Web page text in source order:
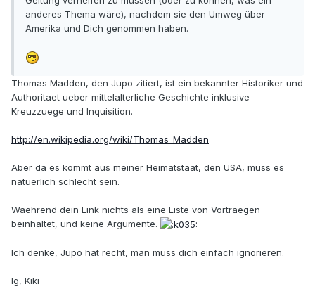
anderes Thema wäre), nachdem sie den Umweg über
Amerika und Dich genommen haben.
Thomas Madden, den Jupo zitiert, ist ein bekannter Historiker und
Authoritaet ueber mittelalterliche Geschichte inklusive
Kreuzzuege und Inquisition.
http://en.wikipedia.org/wiki/Thomas_Madden
Aber da es kommt aus meiner Heimatstaat, den USA, muss es
natuerlich schlecht sein.
Waehrend dein Link nichts als eine Liste von Vortraegen
beinhaltet, und keine Argumente.
Ich denke, Jupo hat recht, man muss dich einfach ignorieren.
lg, Kiki